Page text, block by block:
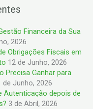
Financeira da Sua
2026
Obrigações Fiscais em
12 de Junho, 2026
Precisa Ganhar para
de Junho, 2026
Autenticação depois de
3 de Abril, 2026